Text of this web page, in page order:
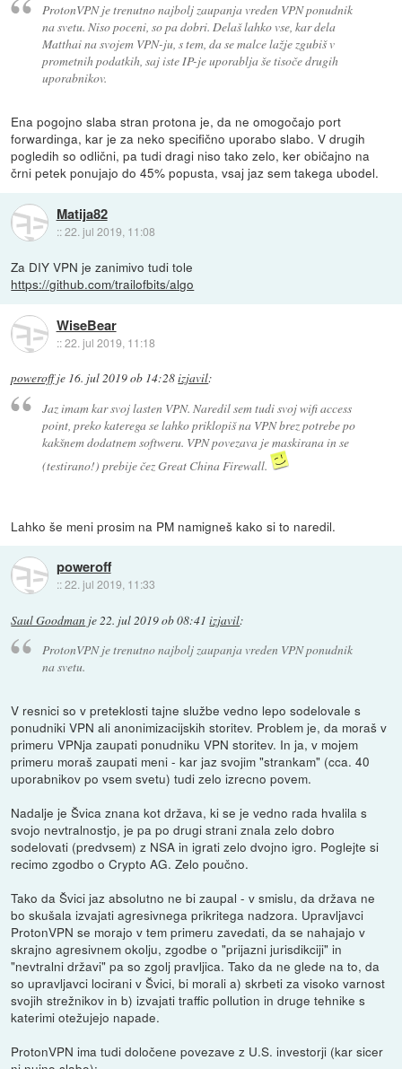
ProtonVPN je trenutno najbolj zaupanja vreden VPN ponudnik
na svetu. Niso poceni, so pa dobri. Delaš lahko vse, kar dela
Matthai na svojem VPN-ju, s tem, da se malce lažje zgubiš v
prometnih podatkih, saj iste IP-je uporablja še tisoče drugih
uporabnikov.
Ena pogojno slaba stran protona je, da ne omogočajo port
forwardinga, kar je za neko specifično uporabo slabo. V drugih
pogledih so odlični, pa tudi dragi niso tako zelo, ker običajno na
črni petek ponujajo do 45% popusta, vsaj jaz sem takega ubodel.
Matija82
::22. jul 2019, 11:08
Za DIY VPN je zanimivo tudi tole
https://github.com/trailofbits/algo
WiseBear
::22. jul 2019, 11:18
poweroffje 16. jul 2019 ob 14:28izjavil:
Jaz imam kar svoj lasten VPN. Naredil sem tudi svoj wifi access
point, preko katerega se lahko priklopiš na VPN brez potrebe po
kakšnem dodatnem softweru. VPN povezava je maskirana in se
(testirano!) prebije čez Great China Firewall.
Lahko še meni prosim na PM namigneš kako si to naredil.
poweroff
::22. jul 2019, 11:33
Saul Goodman je22. jul 2019 ob 08:41 izjavil:
ProtonVPN je trenutno najbolj zaupanja vreden VPN ponudnik
na svetu.
V resnici so v preteklosti tajne službe vedno lepo sodelovale s
ponudniki VPN ali anonimizacijskih storitev. Problem je, da moraš v
primeru VPNja zaupati ponudniku VPN storitev. In ja, v mojem
primeru moraš zaupati meni - kar jaz svojim "strankam" (cca. 40
uporabnikov po vsem svetu) tudi zelo izrecno povem.
Nadalje je Švica znana kot država, ki se je vedno rada hvalila s
svojo nevtralnostjo, je pa po drugi strani znala zelo dobro
sodelovati (predvsem) z NSA in igrati zelo dvojno igro. Poglejte si
recimo zgodbo o Crypto AG. Zelo poučno.
Tako da Švici jaz absolutno ne bi zaupal - v smislu, da država ne
bo skušala izvajati agresivnega prikritega nadzora. Upravljavci
ProtonVPN se morajo v tem primeru zavedati, da se nahajajo v
skrajno agresivnem okolju, zgodbe o "prijazni jurisdikciji" in
"nevtralni državi" pa so zgolj pravljica. Tako da ne glede na to, da
so upravljavci locirani v Švici, bi morali a) skrbeti za visoko varnost
svojih strežnikov in b) izvajati traffic pollution in druge tehnike s
katerimi otežujejo napade.
ProtonVPN ima tudi določene povezave z U.S. investorji (kar sicer